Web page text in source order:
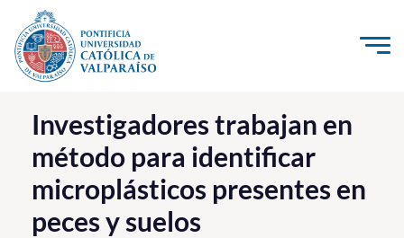
Click acá para ir directamente al contenido
La Universidad
Investigación, Creación e Innovación
PUCV Internacional
Vinculación con el Medio
Investigadores trabajan en
método para identificar
microplásticos presentes en
peces y suelos